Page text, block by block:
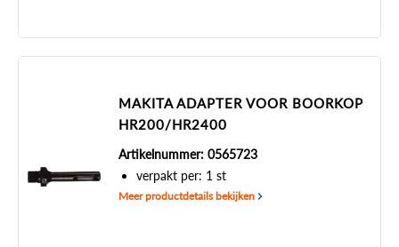
MAKITA ADAPTER VOOR BOORKOP
HR200/HR2400
Artikelnummer: 0565723
verpakt per: 1 st
Meer productdetails bekijken